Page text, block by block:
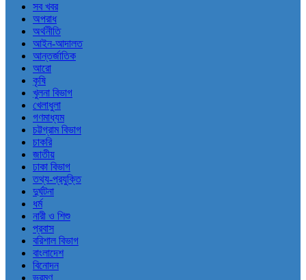
সব খবর
অপরাধ
অর্থনীতি
আইন-আদালত
আন্তর্জাতিক
আরো
কৃষি
খুলনা বিভাগ
খেলাধুলা
গণমাধ্যম
চট্টগ্রাম বিভাগ
চাকরি
জাতীয়
ঢাকা বিভাগ
তথ্য-প্রযুক্তি
দুর্ঘটনা
ধর্ম
নারী ও শিশু
প্রবাস
বরিশাল বিভাগ
বাংলাদেশ
বিনোদন
ভ্রমণ